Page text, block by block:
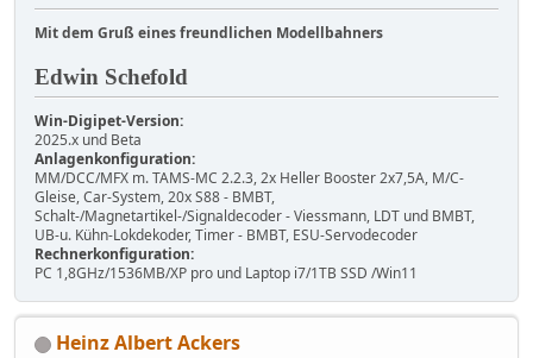
Mit dem Gruß eines freundlichen Modellbahners
Edwin Schefold
Win-Digipet-Version:
2025.x und Beta
Anlagenkonfiguration:
MM/DCC/MFX m. TAMS-MC 2.2.3, 2x Heller Booster 2x7,5A, M/C-
Gleise, Car-System, 20x S88 - BMBT,
Schalt-/Magnetartikel-/Signaldecoder - Viessmann, LDT und BMBT,
UB-u. Kühn-Lokdekoder, Timer - BMBT, ESU-Servodecoder
Rechnerkonfiguration:
PC 1,8GHz/1536MB/XP pro und Laptop i7/1TB SSD /Win11
Heinz Albert Ackers